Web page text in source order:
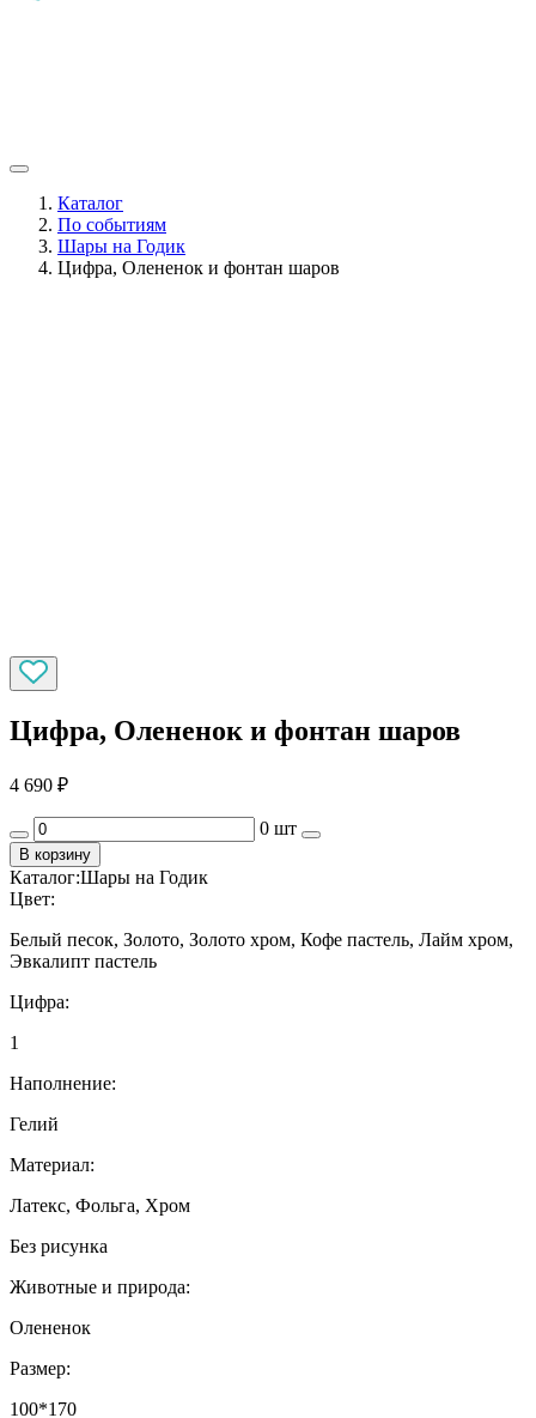
Каталог
По событиям
Шары на Годик
Цифра, Олененок и фонтан шаров
Цифра, Олененок и фонтан шаров
4 690 ₽
0 шт
В корзину
Каталог:Шары на Годик
Цвет:
Белый песок, Золото, Золото хром, Кофе пастель, Лайм хром,
Эвкалипт пастель
Цифра:
1
Наполнение:
Гелий
Материал:
Латекс, Фольга, Хром
Без рисунка
Животные и природа:
Олененок
Размер:
100*170